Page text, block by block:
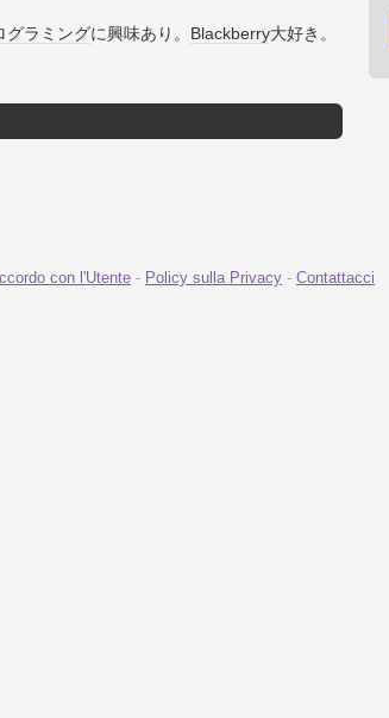
グラミングに興味あり。 Blackberry大好き。
con l'Utente - Policy sulla Privacy - Contattacci